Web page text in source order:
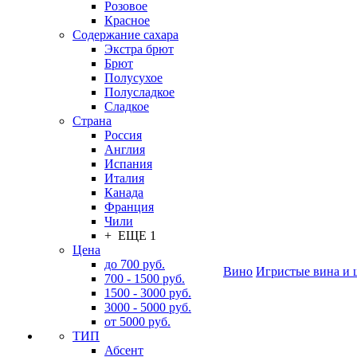
Розовое
Красное
Содержание сахара
Экстра брют
Брют
Полусухое
Полусладкое
Сладкое
Страна
Россия
Англия
Испания
Италия
Канада
Франция
Чили
+ ЕЩЕ 1
Цена
до 700 руб.
700 - 1500 руб.
1500 - 3000 руб.
3000 - 5000 руб.
от 5000 руб.
ТИП
Абсент
Вино Игристые вина и